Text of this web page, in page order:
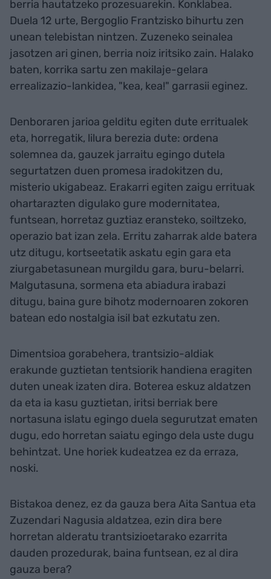
berria hautatzeko prozesuarekin. Konklabea.
Duela 12 urte, Bergoglio Frantzisko bihurtu zen
unean telebistan nintzen. Zuzeneko seinalea
jasotzen ari ginen, berria noiz iritsiko zain. Halako
baten, korrika sartu zen makilaje-gelara
errealizazio-lankidea, "kea, kea!" garrasii eginez.
Denboraren jarioa gelditu egiten dute erritualek
eta, horregatik, lilura berezia dute: ordena
solemnea da, gauzek jarraitu egingo dutela
segurtatzen duen promesa iradokitzen du,
misterio ukigabeaz. Erakarri egiten zaigu errituak
ohartarazten digulako gure modernitatea,
funtsean, horretaz guztiaz eransteko, soiltzeko,
operazio bat izan zela. Erritu zaharrak alde batera
utz ditugu, kortseetatik askatu egin gara eta
ziurgabetasunean murgildu gara, buru-belarri.
Malgutasuna, sormena eta abiadura irabazi
ditugu, baina gure bihotz modernoaren zokoren
batean edo nostalgia isil bat ezkutatu zen.
Dimentsioa gorabehera, trantsizio-aldiak
erakunde guztietan tentsiorik handiena eragiten
duten uneak izaten dira. Boterea eskuz aldatzen
da eta ia kasu guztietan, iritsi berriak bere
nortasuna islatu egingo duela segurutzat ematen
dugu, edo horretan saiatu egingo dela uste dugu
behintzat. Une horiek kudeatzea ez da erraza,
noski.
Bistakoa denez, ez da gauza bera Aita Santua eta
Zuzendari Nagusia aldatzea, ezin dira bere
horretan alderatu trantsizioetarako ezarrita
dauden prozedurak, baina funtsean, ez al dira
gauza bera?